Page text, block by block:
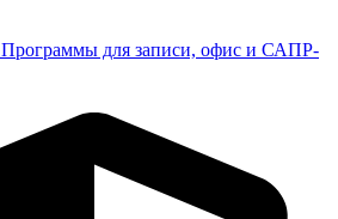
Программы для записи, офис и САПР-